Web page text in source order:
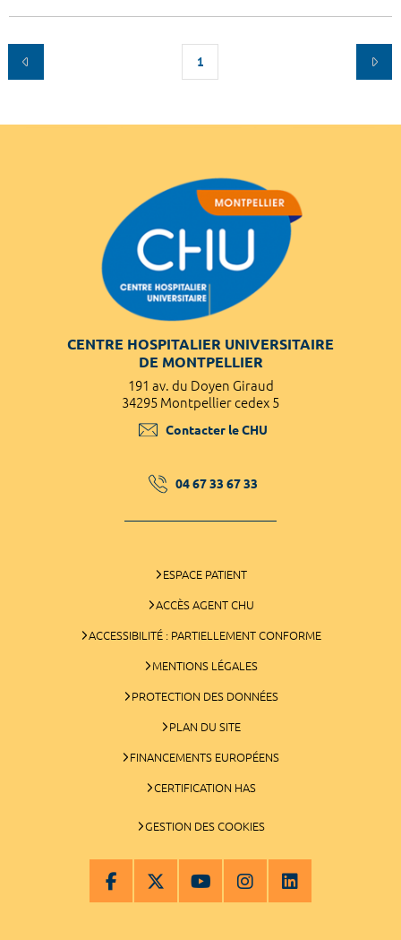
1
CENTRE HOSPITALIER UNIVERSITAIRE
DE MONTPELLIER
191 av. du Doyen Giraud
34295 Montpellier cedex 5
Contacter le CHU
04 67 33 67 33
ESPACE PATIENT
ACCÈS AGENT CHU
ACCESSIBILITÉ : PARTIELLEMENT CONFORME
MENTIONS LÉGALES
PROTECTION DES DONNÉES
PLAN DU SITE
FINANCEMENTS EUROPÉENS
CERTIFICATION HAS
GESTION DES COOKIES